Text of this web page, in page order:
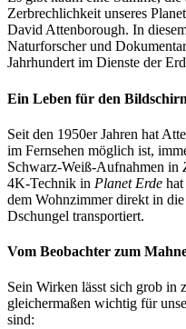
Zerbrechlichkeit unseres
David Attenborough. In
Naturforscher und
Jahrhundert im Dienste der
Ein Leben für den
Seit den 1950er Jahren hat
im Fernsehen möglich ist,
Schwarz-Weiß-Aufnahmen in
4K-Technik in Planet Erde
dem Wohnzimmer direkt in
Dschungel transportiert.
Vom Beobachter zum
Sein Wirken lässt sich grob in
gleichermaßen wichtig für
sind: